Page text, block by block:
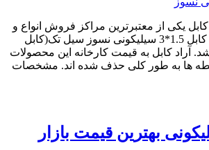
یکی از معتبرترین مراکز فروش انواع و
اقسام کابل های برق، کابل 1.5*3 سیلیکونی نسوز سیل تک(کابل
آراد کابل به قیمت کارخانه این محصولات
ها به طور کلی حذف شده اند. مشخصات